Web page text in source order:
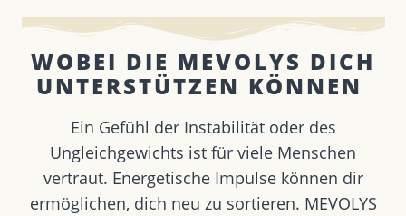
WOBEI DIE MEVOLYS DICH
UNTERSTÜTZEN KÖNNEN ​
Ein Gefühl der Instabilität oder des
Ungleichgewichts ist für viele Menschen
vertraut. Energetische Impulse können dir
ermöglichen, dich neu zu sortieren. MEVOLYS